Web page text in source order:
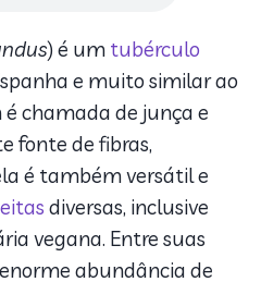
) é um tubérculo
e muito similar ao
chamada de junça e
fonte de fibras,
é também versátil e
diversas, inclusive
vegana. Entre suas
abundância de